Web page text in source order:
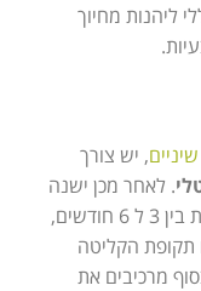
ליהנות מחיוך
, יש צורך
. לאחר מכן ישנה
תקופת החלמה (קליטת השתלים) שאורכת בין 3 ל 6 חודשים,
הקליטה
מרכיבים את